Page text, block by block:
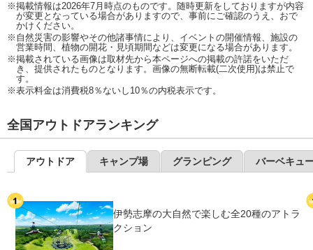
※掲載情報は2026年7月時点のものです。随時更新をしておりますが内容
が変更となっている場合がありますので、事前にご確認のうえ、おで
かけください。
※自然災害の影響やその他諸事情により、イベントの開催情報、施設の
営業時間、植物の開花・見頃期間などは変更になる場合があります。
※掲載されている画像は取材先から本ページへの掲載の許諾をいただ
き、提供されたものとなります。画像の無断転載(二次使用)は禁止で
す。
※表示料金は消費税8％ないし10％の内税表示です。
全国アウトドアランキング
アウトドア キャンプ場 グランピング バーベキュ
伊勢志摩の大自然で楽しむ全20種のアトラ
クション